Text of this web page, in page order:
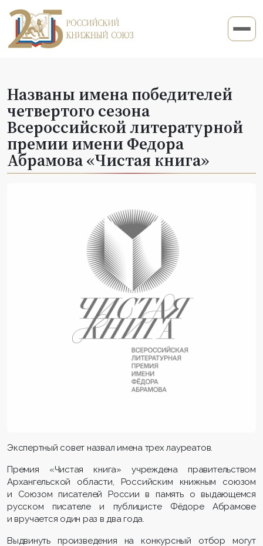
Названы имена победителей
четвертого сезона
Всероссийской литературной
премии имени Федора
Абрамова «Чистая книга»
Экспертный совет назвал имена трех лауреатов.
Премия «Чистая книга» учреждена правительством
Архангельской области, Российским книжным союзом
и Союзом писателей России в память о выдающемся
русском писателе и публицисте Фёдоре Абрамове
и вручается один раз в два года.
Выдвинуть произведения на конкурсный отбор могут